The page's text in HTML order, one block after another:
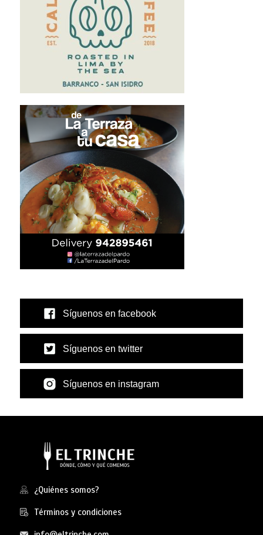
Síguenos en facebook
Síguenos en twitter
Síguenos en instagram
¿Quiénes somos?
Términos y condiciones